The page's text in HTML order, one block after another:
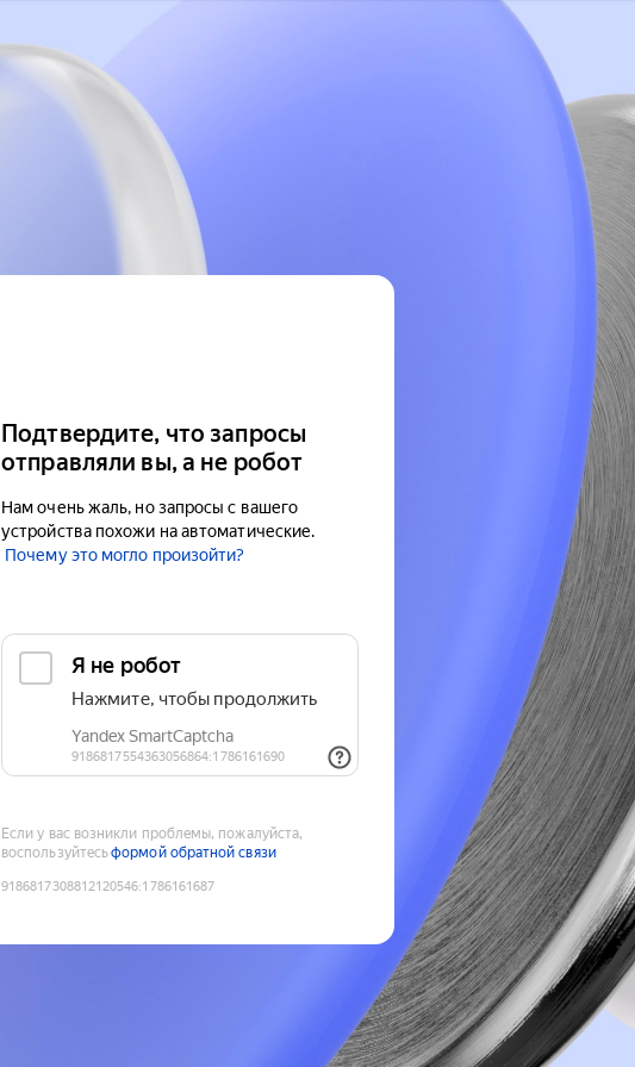
Подтвердите, что запросы
отправляли вы, а не робот
Нам очень жаль, но запросы с вашего
устройства похожи на автоматические.
Почему это могло произойти?
Если у вас возникли проблемы, пожалуйста,
воспользуйтесьформой обратной связи
9186817308812120546:1786161687